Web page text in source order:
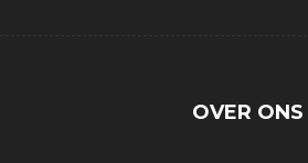
OVER ONS